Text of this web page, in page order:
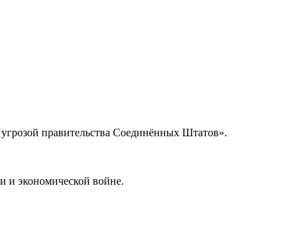
правительства Соединённых Штатов».
и экономической войне.